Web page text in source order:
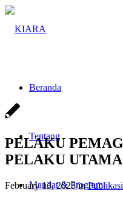
Beranda
Tentang
Mandat & Program
PELAKU
PELAKU
February 13, 2025/inPublikasi